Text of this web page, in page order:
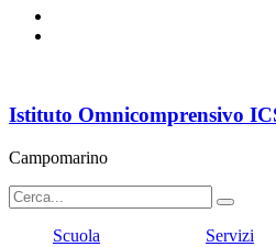
Istituto Omnicomprensivo
Campomarino
Scuola Servizi